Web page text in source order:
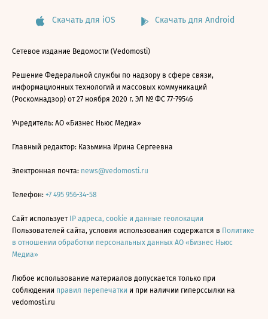
Скачать для iOS Скачать для Android
Сетевое издание Ведомости (Vedomosti)
Решение Федеральной службы по надзору в сфере связи,
информационных технологий и массовых коммуникаций
(Роскомнадзор) от 27 ноября 2020 г. ЭЛ № ФС 77-79546
Учредитель: АО «Бизнес Ньюс Медиа»
Главный редактор: Казьмина Ирина Сергеевна
Электронная почта: news@vedomosti.ru
Телефон: +7 495 956-34-58
Сайт использует IP адреса, cookie и данные геолокации
Пользователей сайта, условия использования содержатся в Политике
в отношении обработки персональных данных АО «Бизнес Ньюс
Медиа»
Любое использование материалов допускается только при
соблюдении правил перепечатки и при наличии гиперссылки на
vedomosti.ru